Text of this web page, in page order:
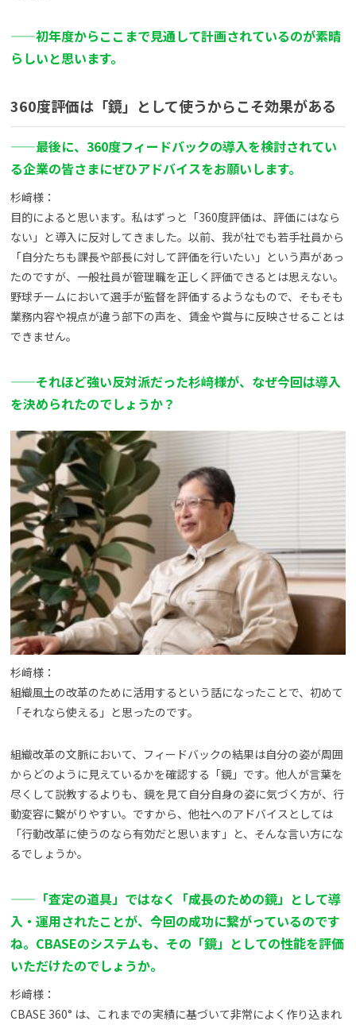
——初年度からここまで見通して計画されているのが素晴
らしいと思います。
360度評価は「鏡」として使うからこそ効果がある
——最後に、360度フィードバックの導入を検討されてい
る企業の皆さまにぜひアドバイスをお願いします。
杉﨑様：
目的によると思います。私はずっと「360度評価は、評価にはなら
ない」と導入に反対してきました。以前、我が社でも若手社員から
「自分たちも課長や部長に対して評価を行いたい」という声があっ
たのですが、一般社員が管理職を正しく評価できるとは思えない。
野球チームにおいて選手が監督を評価するようなもので、そもそも
業務内容や視点が違う部下の声を、賃金や賞与に反映させることは
できません。
——それほど強い反対派だった杉﨑様が、なぜ今回は導入
を決められたのでしょうか？
杉﨑様：
組織風土の改革のために活用するという話になったことで、初めて
「それなら使える」と思ったのです。
組織改革の文脈において、フィードバックの結果は自分の姿が周囲
からどのように見えているかを確認する「鏡」です。他人が言葉を
尽くして説教するよりも、鏡を見て自分自身の姿に気づく方が、行
動変容に繋がりやすい。ですから、他社へのアドバイスとしては
「行動改革に使うのなら有効だと思います」と、そんな言い方にな
るでしょうか。
—— 「査定の道具」ではなく「成長のための鏡」として導
入・運用されたことが、今回の成功に繋がっているのです
ね。CBASEのシステムも、その「鏡」としての性能を評価
いただけたのでしょうか。
杉﨑様：
CBASE 360° は、これまでの実績に基づいて非常によく作り込まれ